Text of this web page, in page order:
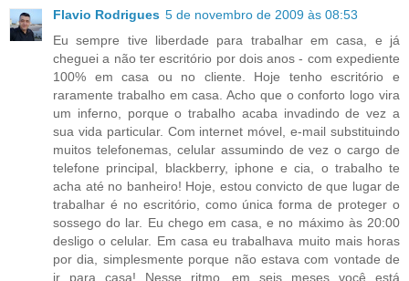
Flavio Rodrigues 5 de novembro de 2009 às 08:53
Eu sempre tive liberdade para trabalhar em casa, e já
cheguei a não ter escritório por dois anos - com expediente
100% em casa ou no cliente. Hoje tenho escritório e
raramente trabalho em casa. Acho que o conforto logo vira
um inferno, porque o trabalho acaba invadindo de vez a
sua vida particular. Com internet móvel, e-mail substituindo
muitos telefonemas, celular assumindo de vez o cargo de
telefone principal, blackberry, iphone e cia, o trabalho te
acha até no banheiro! Hoje, estou convicto de que lugar de
trabalhar é no escritório, como única forma de proteger o
sossego do lar. Eu chego em casa, e no máximo às 20:00
desligo o celular. Em casa eu trabalhava muito mais horas
por dia, simplesmente porque não estava com vontade de
ir para casa! Nesse ritmo, em seis meses você está